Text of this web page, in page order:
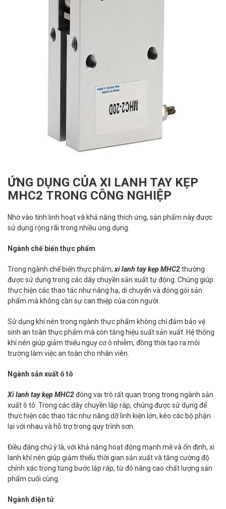
ỨNG DỤNG CỦA XI LANH TAY KẸP
MHC2 TRONG CÔNG NGHIỆP
Nhờ vào tính linh hoạt và khả năng thích ứng, sản phẩm này được
sử dụng rộng rãi trong nhiều ứng dụng.
Ngành chế biến thực phẩm
Trong ngành chế biến thực phẩm, xi lanh tay kẹp MHC2thường
được sử dụng trong các dây chuyền sản xuất tự động. Chúng giúp
thực hiện các thao tác như nâng hạ, di chuyển và đóng gói sản
phẩm mà không cần sự can thiệp của con người.
Sử dụng khí nén trong ngành thực phẩm không chỉ đảm bảo vệ
sinh an toàn thực phẩm mà còn tăng hiệu suất sản xuất. Hệ thống
khí nén giúp giảm thiểu nguy cơ ô nhiễm, đồng thời tạo ra môi
trường làm việc an toàn cho nhân viên.
Ngành sản xuất ô tô
Xi lanh tay kẹp MHC2đóng vai trò rất quan trọng trong ngành sản
xuất ô tô. Trong các dây chuyền lắp ráp, chúng được sử dụng để
thực hiện các thao tác như nâng dỡ linh kiện lớn, kéo các bộ phận
lại với nhau và hỗ trợ trong quy trình sơn.
Điều đáng chú ý là, với khả năng hoạt động mạnh mẽ và ổn định, xi
lanh khí nén giúp giảm thiểu thời gian sản xuất và tăng cường độ
chính xác trong từng bước lắp ráp, từ đó nâng cao chất lượng sản
phẩm cuối cùng.
Ngành điện tử